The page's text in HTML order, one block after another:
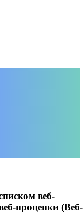
веб-
проценки (Веб-